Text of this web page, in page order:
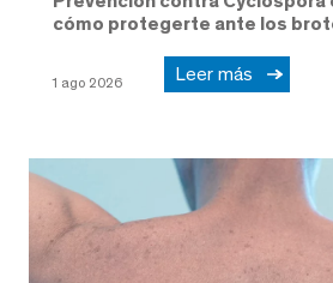
cómo protegerte ante los
1 ago 2026 Leer más